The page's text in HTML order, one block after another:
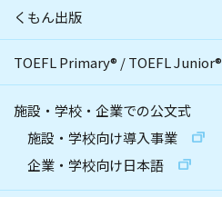
くもん出版
TOEFL Primary® /TOEFL Junior®
施設・学校・企業での公文式
施設・学校向け導入事業
企業・学校向け日本語